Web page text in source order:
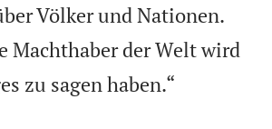
Völker und Nationen.
Machthaber der Welt wird
zu sagen haben.“